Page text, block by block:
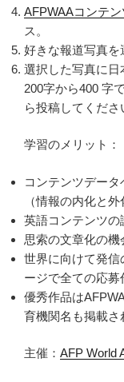
AFPWAAコンテ
ス。
好きな報道写真を
選択した写真に
200字から400 字
ら投稿してくださ
学習のメリット：
コンテンツデー
（情報の内化と外
英語コンテンツの
思索の文章化の機
世界に向けて発
ージで全ての応募
優秀作品は
育機関名も掲載さ
主催： AFP World